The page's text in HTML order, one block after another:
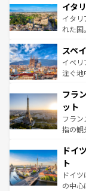
イタ
イタ
れた国。
ろん
景な
ピザや
ませて
なお、
しい。
スペ
イベ
注ぐ地
文化が
れる
る。
アート
せる
ンテン
フラ
ット
フラ
指の観
で、
聖堂
から
れ、フ
ドイ
ト
ドイ
の中心